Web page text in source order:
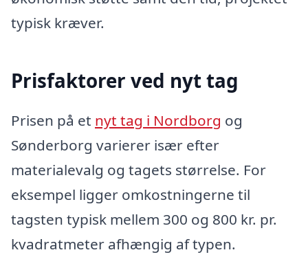
typisk kræver.
Prisfaktorer ved nyt tag
Prisen på et nyt tag i Nordborg og
Sønderborg varierer især efter
materialevalg og tagets størrelse. For
eksempel ligger omkostningerne til
tagsten typisk mellem 300 og 800 kr. pr.
kvadratmeter afhængig af typen.